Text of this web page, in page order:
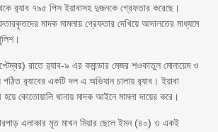
র‌্যাব ৭৯৫ পিস ইয়াবাসহ দুজনকে গ্রেফতার করেছে।
মাদক মামলায় গ্রেফতার দেখিয়ে আদালতের মাধ্যমে
রাতে র‌্যাব-৯ এর কমান্ডার মেজর শওকাতুল মোনায়েম ও
র‌্যাবের একটি দল এ অভিযান চালায় র‌্যাব। ইয়াবা
হয়ে কোতোয়ালি থানায় মাদক আইনে মামলা দায়ের করে।
এলাকার মৃত মাখন মিয়ার ছেলে ইমন (৪০) ও একই